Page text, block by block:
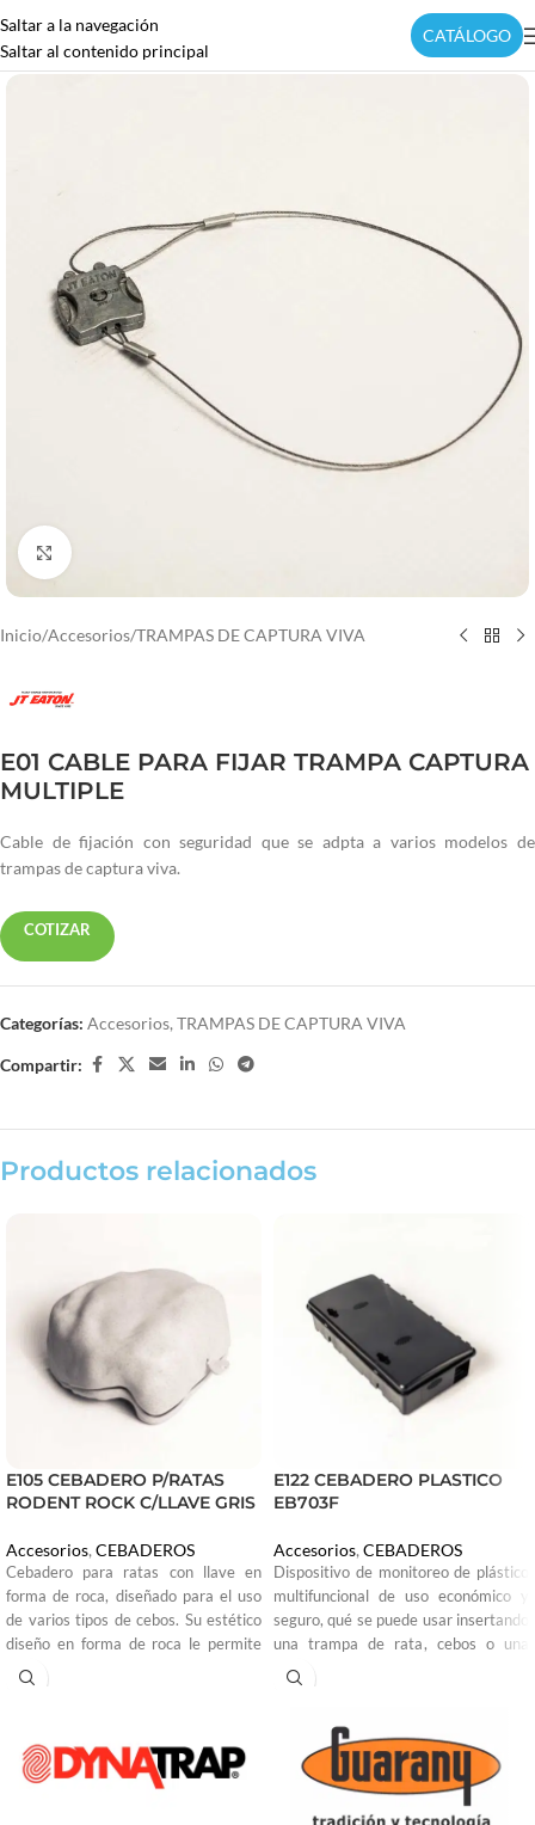
Saltar a la navegación
Saltar al contenido principal
CATÁLOGO
Haga clic para ampliar
Inicio/Accesorios/TRAMPAS DE CAPTURA VIVA
E01 CABLE PARA FIJAR TRAMPA CAPTURA
MULTIPLE
Cable de fijación con seguridad que se adpta a varios modelos de
trampas de captura viva.
COTIZAR
Categorías: Accesorios, TRAMPAS DE CAPTURA VIVA
Compartir:
Productos relacionados
E105 CEBADERO P/RATAS
RODENT ROCK C/LLAVE GRIS
Accesorios, CEBADEROS
Cebadero para ratas con llave en
forma de roca, diseñado para el uso
de varios tipos de cebos. Su estético
diseño en forma de roca le permite
ser colocado en lugares donde se
desea mantener un ambiente visual
restaurantes y hoteles.
E122 CEBADERO PLASTICO
EB703F
Accesorios, CEBADEROS
Dispositivo de monitoreo de plástico
multifuncional de uso económico y
seguro, qué se puede usar insertando
una trampa de rata, cebos o una
lámina adjesiva. Se puede cerrar de
forma segura con la llave
evitar el acceso no autorizado al
pesticida. La entrada de la trampa
está diseñada de una manera de que
solo los roedores puedan pasar en